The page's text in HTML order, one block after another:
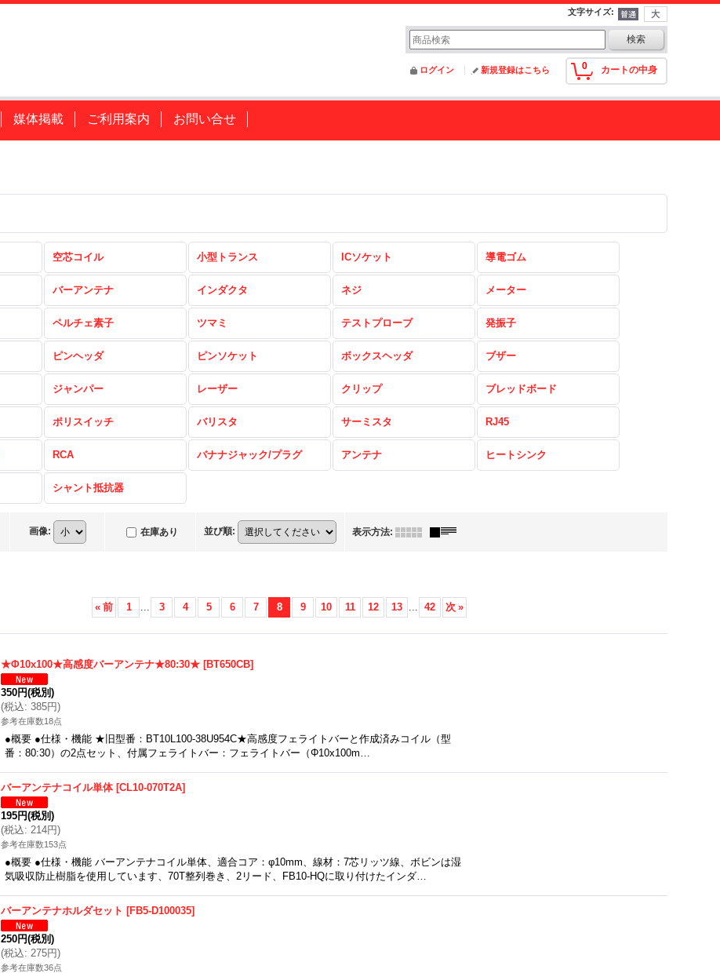
文字サイズ:
0 カートの中身
ログイン 新規登録はこちら
媒体掲載 ご利用案内 お問い合せ
空芯コイル 小型トランス ICソケット 導電ゴム
バーアンテナ インダクタ ネジ メーター
ペルチェ素子 ツマミ テストプローブ 発振子
ピンヘッダ ピンソケット ボックスヘッダ ブザー
ジャンパー レーザー クリップ ブレッドボード
ポリスイッチ バリスタ サーミスタ RJ45
RCA バナナジャック/プラグ アンテナ ヒートシンク
シャント抵抗器
画像: 在庫あり 並び順: 表示方法:
« 前 1 ... 3 4 5 6 7 8 9 10 11 12 13 ... 42 次 »
★Φ10x100★高感度バーアンテナ★80:30★ [BT650CB]
350円(税別)
(税込: 385円)
参考在庫数18点
●概要 ●仕様・機能 ★旧型番：BT10L100-38U954C★高感度フェライトバーと作成済みコイル（型
番：80:30）の2点セット、付属フェライトバー：フェライトバー（Φ10x100m…
バーアンテナコイル単体 [CL10-070T2A]
195円(税別)
(税込: 214円)
参考在庫数153点
●概要 ●仕様・機能 バーアンテナコイル単体、適合コア：φ10mm、線材：7芯リッツ線、ボビンは湿
気吸収防止樹脂を使用しています、70T整列巻き、2リード、FB10-HQに取り付けたインダ…
バーアンテナホルダセット [FB5-D100035]
250円(税別)
(税込: 275円)
参考在庫数36点